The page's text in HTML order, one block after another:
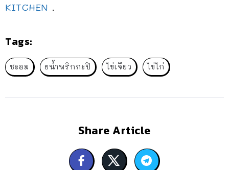
KITCHEN .
Tags:
ชะอม ยน้ำพริกกะปิ ไข่เจียว ไข่ไก่
Share Article